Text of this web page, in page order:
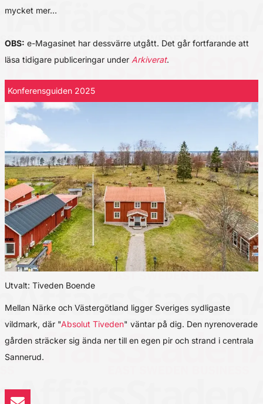
mycket mer…
OBS: e-Magasinet har dessvärre utgått. Det går fortfarande att
läsa tidigare publiceringar under Arkiverat.
Konferensguiden 2025
Utvalt: Tiveden Boende
Mellan Närke och Västergötland ligger Sveriges sydligaste
vildmark, där "Absolut Tiveden" väntar på dig. Den nyrenoverade
gården sträcker sig ända ner till en egen pir och strand i centrala
Sannerud.